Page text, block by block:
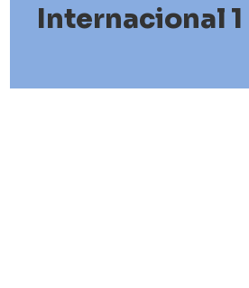
Internacional 1